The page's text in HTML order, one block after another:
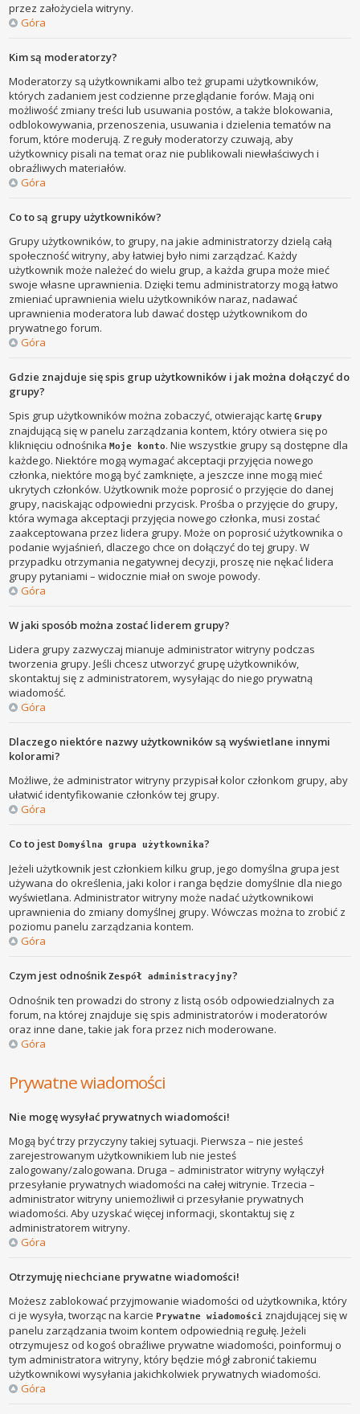
przez założyciela witryny.
Góra
Kim są moderatorzy?
Moderatorzy są użytkownikami albo też grupami użytkowników,
których zadaniem jest codzienne przeglądanie forów. Mają oni
możliwość zmiany treści lub usuwania postów, a także blokowania,
odblokowywania, przenoszenia, usuwania i dzielenia tematów na
forum, które moderują. Z reguły moderatorzy czuwają, aby
użytkownicy pisali na temat oraz nie publikowali niewłaściwych i
obraźliwych materiałów.
Góra
Co to są grupy użytkowników?
Grupy użytkowników, to grupy, na jakie administratorzy dzielą całą
społeczność witryny, aby łatwiej było nimi zarządzać. Każdy
użytkownik może należeć do wielu grup, a każda grupa może mieć
swoje własne uprawnienia. Dzięki temu administratorzy mogą łatwo
zmieniać uprawnienia wielu użytkowników naraz, nadawać
uprawnienia moderatora lub dawać dostęp użytkownikom do
prywatnego forum.
Góra
Gdzie znajduje się spis grup użytkowników i jak można dołączyć do
grupy?
Spis grup użytkowników można zobaczyć, otwierając kartęGrupy
znajdującą się w panelu zarządzania kontem, który otwiera się po
kliknięciu odnośnikaMoje konto. Nie wszystkie grupy są dostępne dla
każdego. Niektóre mogą wymagać akceptacji przyjęcia nowego
członka, niektóre mogą być zamknięte, a jeszcze inne mogą mieć
ukrytych członków. Użytkownik może poprosić o przyjęcie do danej
grupy, naciskając odpowiedni przycisk. Prośba o przyjęcie do grupy,
która wymaga akceptacji przyjęcia nowego członka, musi zostać
zaakceptowana przez lidera grupy. Może on poprosić użytkownika o
podanie wyjaśnień, dlaczego chce on dołączyć do tej grupy. W
przypadku otrzymania negatywnej decyzji, proszę nie nękać lidera
grupy pytaniami – widocznie miał on swoje powody.
Góra
W jaki sposób można zostać liderem grupy?
Lidera grupy zazwyczaj mianuje administrator witryny podczas
tworzenia grupy. Jeśli chcesz utworzyć grupę użytkowników,
skontaktuj się z administratorem, wysyłając do niego prywatną
wiadomość.
Góra
Dlaczego niektóre nazwy użytkowników są wyświetlane innymi
kolorami?
Możliwe, że administrator witryny przypisał kolor członkom grupy, aby
ułatwić identyfikowanie członków tej grupy.
Góra
Co to jestDomyślna grupa użytkownika?
Jeżeli użytkownik jest członkiem kilku grup, jego domyślna grupa jest
używana do określenia, jaki kolor i ranga będzie domyślnie dla niego
wyświetlana. Administrator witryny może nadać użytkownikowi
uprawnienia do zmiany domyślnej grupy. Wówczas można to zrobić z
poziomu panelu zarządzania kontem.
Góra
Czym jest odnośnikZespół administracyjny?
Odnośnik ten prowadzi do strony z listą osób odpowiedzialnych za
forum, na której znajduje się spis administratorów i moderatorów
oraz inne dane, takie jak fora przez nich moderowane.
Góra
Prywatne wiadomości
Nie mogę wysyłać prywatnych wiadomości!
Mogą być trzy przyczyny takiej sytuacji. Pierwsza – nie jesteś
zarejestrowanym użytkownikiem lub nie jesteś
zalogowany/zalogowana. Druga – administrator witryny wyłączył
przesyłanie prywatnych wiadomości na całej witrynie. Trzecia –
administrator witryny uniemożliwił ci przesyłanie prywatnych
wiadomości. Aby uzyskać więcej informacji, skontaktuj się z
administratorem witryny.
Góra
Otrzymuję niechciane prywatne wiadomości!
Możesz zablokować przyjmowanie wiadomości od użytkownika, który
ci je wysyła, tworząc na karciePrywatne wiadomości znajdującej się w
panelu zarządzania twoim kontem odpowiednią regułę. Jeżeli
otrzymujesz od kogoś obraźliwe prywatne wiadomości, poinformuj o
tym administratora witryny, który będzie mógł zabronić takiemu
użytkownikowi wysyłania jakichkolwiek prywatnych wiadomości.
Góra